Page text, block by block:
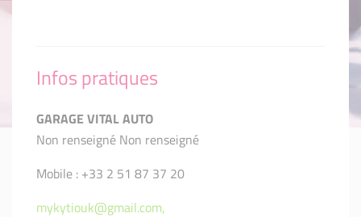
Infos pratiques
GARAGE VITAL AUTO
Non renseigné Non renseigné
Mobile : +33 2 51 87 37 20
mykytiouk@gmail.com,